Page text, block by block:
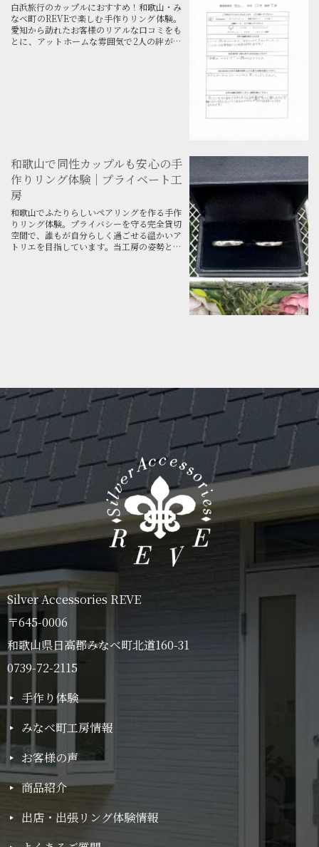
白浜旅行のカップルにおすすめ！和歌山・み
なべ町のREVEで楽しむ手作りリング体験。
愛知から訪れたお客様のリアルな口コミをも
とに、アットホームな雰囲気で2人の絆が深
和歌山で同性カップルも安心の手
作りリング体験｜プライベート工
房
和歌山でふたりらしいペアリングを作る手作
りリング体験。プライバシーを守る完全貸切
空間で、誰もが自分らしく過ごせる温かいア
トリエを目指しています。当工房の姿勢と安
Silver Accessories REVE
〒645-0006
和歌山県日高郡みなべ町北道160-31
0739-72-2115
手作り体験
みなべ町工房情報
お客様の声
商品紹介
出店・出張リング体験情報